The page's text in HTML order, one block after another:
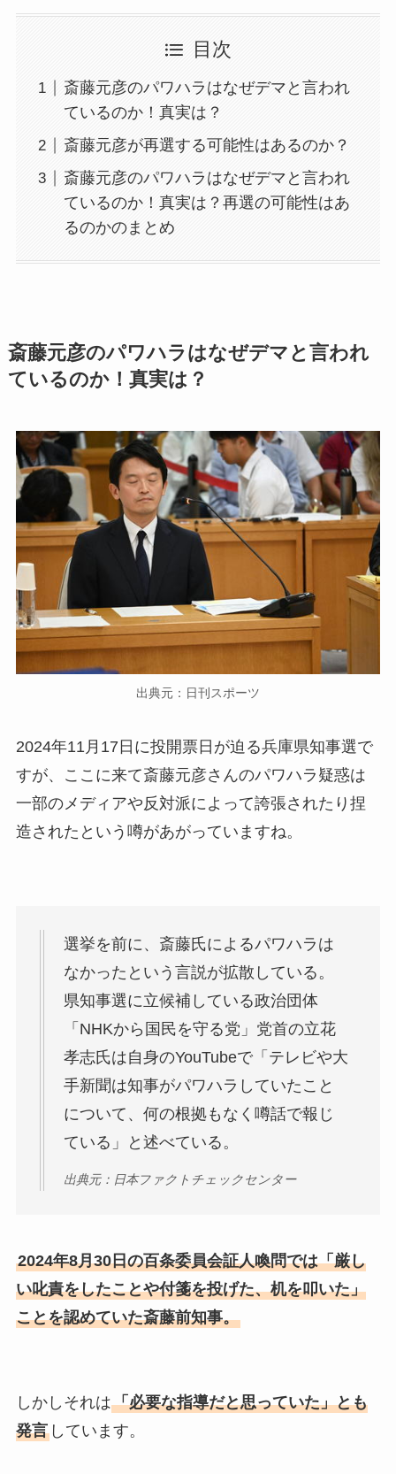
目次
斎藤元彦のパワハラはなぜデマと言われ
ているのか！真実は？
斎藤元彦が再選する可能性はあるのか？
斎藤元彦のパワハラはなぜデマと言われ
ているのか！真実は？再選の可能性はあ
るのかのまとめ
斎藤元彦のパワハラはなぜデマと言われ
ているのか！真実は？
出典元：日刊スポーツ
2024年11月17日に投開票日が迫る兵庫県知事選で
すが、ここに来て斎藤元彦さんのパワハラ疑惑は
一部のメディアや反対派によって誇張されたり捏
造されたという噂があがっていますね。
選挙を前に、斎藤氏によるパワハラは
なかったという言説が拡散している。
県知事選に立候補している政治団体
「NHKから国民を守る党」党首の立花
孝志氏は自身のYouTubeで「テレビや大
手新聞は知事がパワハラしていたこと
について、何の根拠もなく噂話で報じ
ている」と述べている。
出典元：日本ファクトチェックセンター
2024年8月30日の百条委員会証人喚問では「厳し
い叱責をしたことや付箋を投げた、机を叩いた」
ことを認めていた斎藤前知事。
しかしそれは「必要な指導だと思っていた」とも
発言しています。